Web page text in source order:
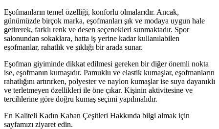
Eşofmanların temel özelliği, konforlu olmalarıdır. Ancak,
günümüzde birçok marka, eşofmanları şık ve modaya uygun hale
getirerek, farklı renk ve desen seçenekleri sunmaktadır. Spor
salonundan sokaklara, hatta iş yerine kadar kullanılabilen
eşofmanlar, rahatlık ve şıklığı bir arada sunar.
Eşofman giyiminde dikkat edilmesi gereken bir diğer önemli nokta
ise, eşofmanın kumaşıdır. Pamuklu ve elastik kumaşlar, eşofmanların
rahatlığını artırırken, polyester ve naylon kumaşlar ise suya dayanıklı
ve terletmeyen özellikleri ile öne çıkar. Kişinin aktivitesine ve
tercihlerine göre doğru kumaş seçimi yapılmalıdır.
En Kaliteli Kadın Kaban Çeşitleri Hakkında bilgi almak için
sayfamızı ziyaret edin.